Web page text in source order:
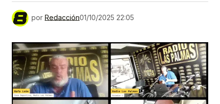
por Redacción01/10/2025 22:05